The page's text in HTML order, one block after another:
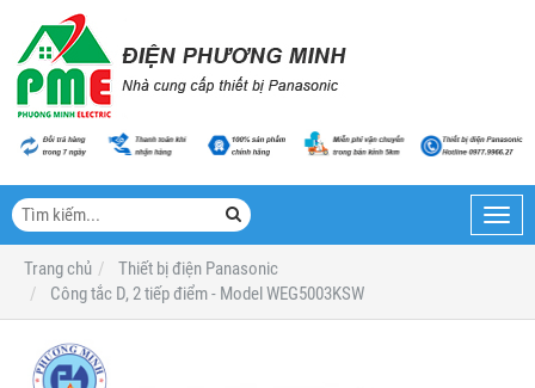
Trang chủ
Thiết bị điện Panasonic
Công tắc D, 2 tiếp điểm - Model WEG5003KSW